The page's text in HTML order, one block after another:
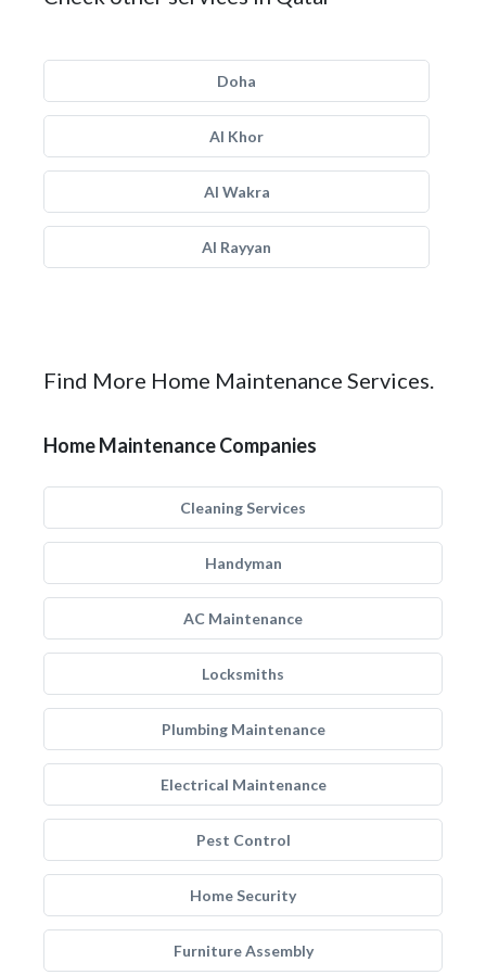
Doha
Al Khor
Al Wakra
Al Rayyan
Find More Home Maintenance Services.
Home Maintenance Companies
Cleaning Services
Handyman
AC Maintenance
Locksmiths
Plumbing Maintenance
Electrical Maintenance
Pest Control
Home Security
Furniture Assembly